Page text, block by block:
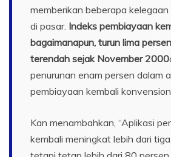
memberikan beberapa kelegaan
di pasar. Indeks pembiayaan
bagaimanapun, turun lima
terendah sejak November 2000
penurunan enam persen dalam
pembiayaan kembali
Kan menambahkan, “Aplikasi
kembali meningkat lebih dari